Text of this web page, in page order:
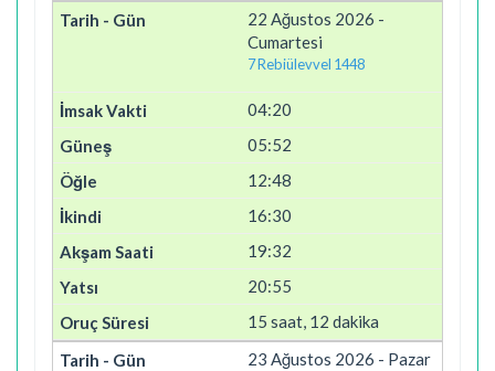
22 Ağustos 2026 -
Cumartesi
7 Rebiülevvel 1448
04:20
05:52
12:48
16:30
19:32
20:55
15 saat, 12 dakika
23 Ağustos 2026 - Pazar